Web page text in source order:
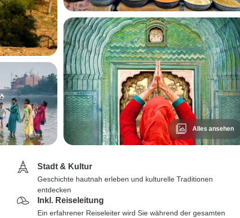
Alles ansehen
Stadt & Kultur
Geschichte hautnah erleben und kulturelle Traditionen
entdecken
Inkl. Reiseleitung
Ein erfahrener Reiseleiter wird Sie während der gesamten